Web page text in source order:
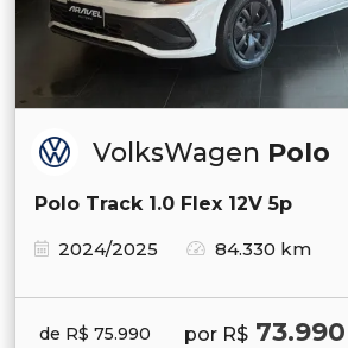
VolksWagen Polo
Polo Track 1.0 Flex 12V 5p
2024/2025
84.330 km
de R$ 75.990 por R$ 73.990